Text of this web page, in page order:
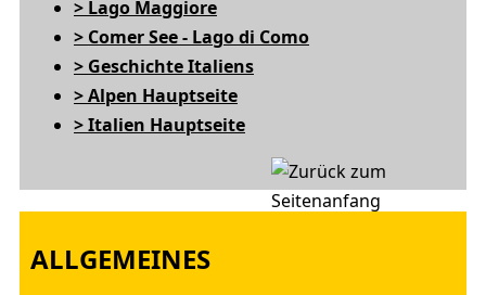
> Lago Maggiore
> Comer See - Lago di Como
> Geschichte Italiens
> Alpen Hauptseite
> Italien Hauptseite
ALLGEMEINES